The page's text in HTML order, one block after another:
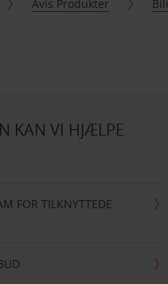
Avis Produkter
KAN VI HJÆLPE
FOR TILKNYTTEDE